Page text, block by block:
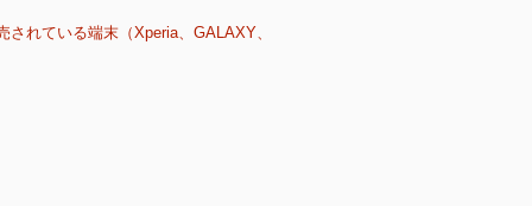
れている端末（Xperia、GALAXY、